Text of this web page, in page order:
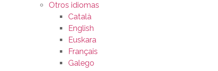
Otros idiomas
Català
English
Euskara
Français
Galego